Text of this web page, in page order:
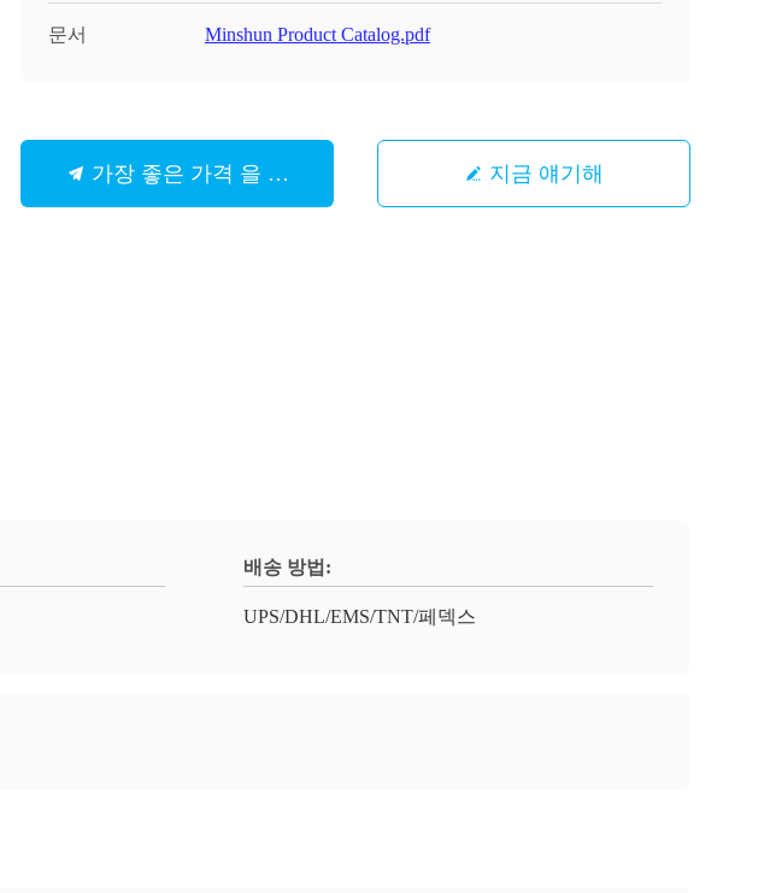
문서 Minshun Product Catalog.pdf
가장 좋은 가격 을 구하라 지금 얘기해
배송 방법:
UPS/DHL/EMS/TNT/페덱스